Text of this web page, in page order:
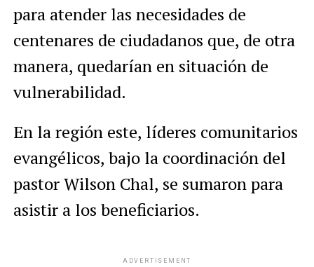
para atender las necesidades de
centenares de ciudadanos que, de otra
manera, quedarían en situación de
vulnerabilidad.
En la región este, líderes comunitarios
evangélicos, bajo la coordinación del
pastor Wilson Chal, se sumaron para
asistir a los beneficiarios.
ADVERTISEMENT